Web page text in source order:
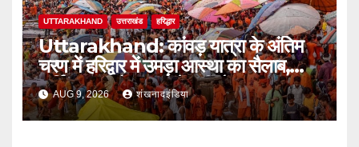
UTTARAKHAND उत्तराखंड हरिद्धार
Uttarakhand: कांवड़ यात्रा के अंतिम
चरण में हरिद्वार में उमड़ा आस्था का सैलाब,
पार्किंग फुल तो बाजारों में बढ़ी रौनक
AUG 9, 2026 शंखनादइंडिया